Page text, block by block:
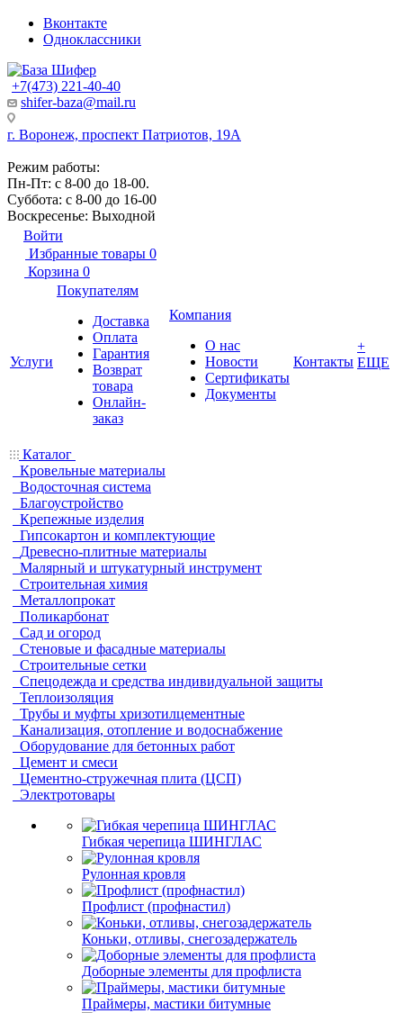
Вконтакте
Одноклассники
+7(473) 221-40-40
shifer-baza@mail.ru
г. Воронеж, проспект Патриотов, 19А
Режим работы:
Пн-Пт: с 8-00 до 18-00.
Суббота: с 8-00 до 16-00
Воскресенье: Выходной
Войти
Избранные товары 0
Корзина 0
Услуги
Покупателям
Доставка
Оплата
Гарантия
Возврат
товара
Онлайн-
заказ
Компания
О нас
Новости
Сертификаты
Документы
Контакты
+
ЕЩЕ
Каталог
Кровельные материалы
Водосточная система
Благоустройство
Крепежные изделия
Гипсокартон и комплектующие
Древесно-плитные материалы
Малярный и штукатурный инструмент
Строительная химия
Металлопрокат
Поликарбонат
Сад и огород
Стеновые и фасадные материалы
Строительные сетки
Спецодежда и средства индивидуальной защиты
Теплоизоляция
Трубы и муфты хризотилцементные
Канализация, отопление и водоснабжение
Оборудование для бетонных работ
Цемент и смеси
Цементно-стружечная плита (ЦСП)
Электротовары
Гибкая черепица ШИНГЛАС
Рулонная кровля
Профлист (профнастил)
Коньки, отливы, снегозадержатель
Доборные элементы для профлиста
Праймеры, мастики битумные